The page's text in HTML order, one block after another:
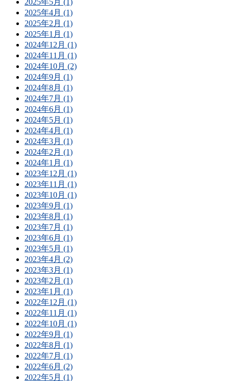
2025年4月 (1)
2025年2月 (1)
2025年1月 (1)
2024年12月 (1)
2024年11月 (1)
2024年10月 (2)
2024年9月 (1)
2024年8月 (1)
2024年7月 (1)
2024年6月 (1)
2024年5月 (1)
2024年4月 (1)
2024年3月 (1)
2024年2月 (1)
2024年1月 (1)
2023年12月 (1)
2023年11月 (1)
2023年10月 (1)
2023年9月 (1)
2023年8月 (1)
2023年7月 (1)
2023年6月 (1)
2023年5月 (1)
2023年4月 (2)
2023年3月 (1)
2023年2月 (1)
2023年1月 (1)
2022年12月 (1)
2022年11月 (1)
2022年10月 (1)
2022年9月 (1)
2022年8月 (1)
2022年7月 (1)
2022年6月 (2)
2022年5月 (1)